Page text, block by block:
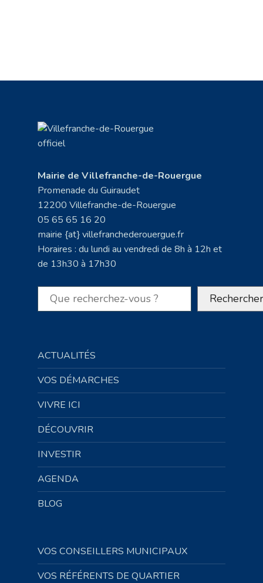
Mairie de Villefranche-de-Rouergue
Promenade du Guiraudet
12200 Villefranche-de-Rouergue
05 65 65 16 20
mairie {at} villefranchederouergue.fr
Horaires : du lundi au vendredi de 8h à 12h et
de 13h30 à 17h30
Rechercher Rechercher
ACTUALITÉS
VOS DÉMARCHES
VIVRE ICI
DÉCOUVRIR
INVESTIR
AGENDA
BLOG
VOS CONSEILLERS MUNICIPAUX
VOS RÉFÉRENTS DE QUARTIER